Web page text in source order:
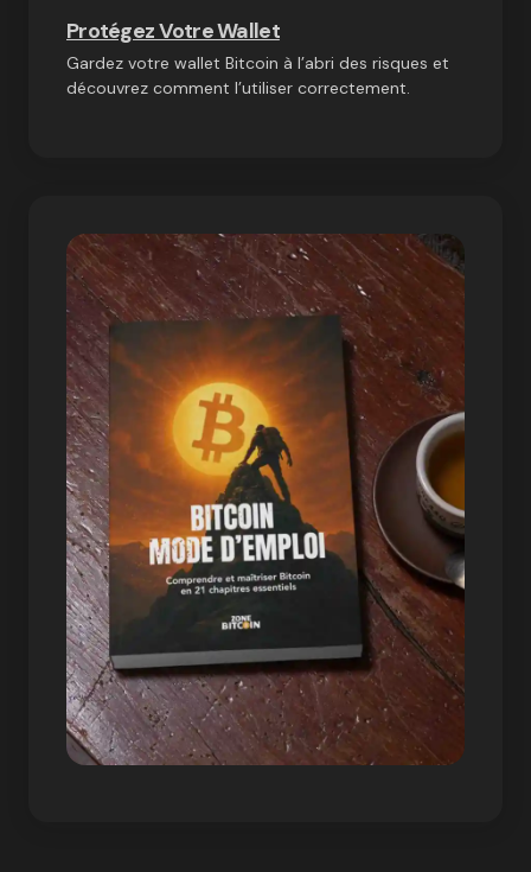
Protégez Votre Wallet
Gardez votre wallet Bitcoin à l’abri des risques et
découvrez comment l’utiliser correctement.